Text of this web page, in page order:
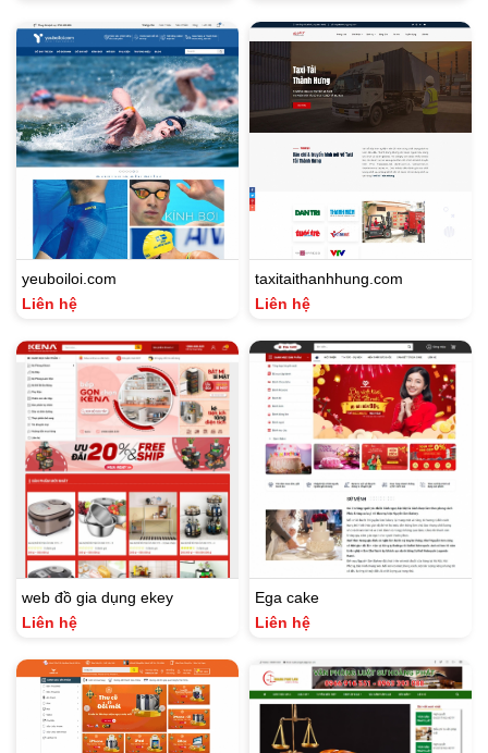
yeuboiloi.com
Liên hệ
taxitaithanhhung.com
Liên hệ
web đồ gia dụng ekey
Liên hệ
Ega cake
Liên hệ